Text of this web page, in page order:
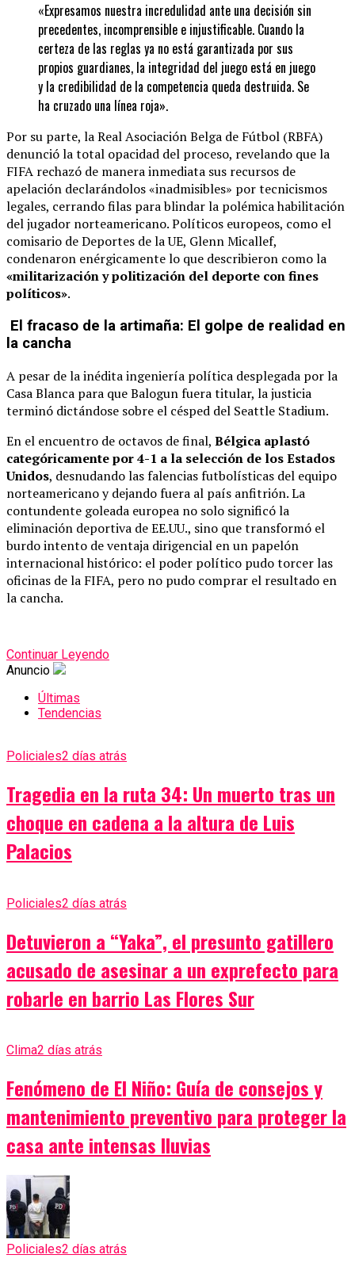
«Expresamos nuestra incredulidad ante una decisión sin
precedentes, incomprensible e injustificable. Cuando la
certeza de las reglas ya no está garantizada por sus
propios guardianes, la integridad del juego está en juego
y la credibilidad de la competencia queda destruida. Se
ha cruzado una línea roja».
Por su parte, la Real Asociación Belga de Fútbol (RBFA)
denunció la total opacidad del proceso, revelando que la
FIFA rechazó de manera inmediata sus recursos de
apelación declarándolos «inadmisibles» por tecnicismos
legales, cerrando filas para blindar la polémica habilitación
del jugador norteamericano. Políticos europeos, como el
comisario de Deportes de la UE, Glenn Micallef,
condenaron enérgicamente lo que describieron como la
«militarización y politización del deporte con fines
políticos».
El fracaso de la artimaña: El golpe de realidad en
la cancha
A pesar de la inédita ingeniería política desplegada por la
Casa Blanca para que Balogun fuera titular, la justicia
terminó dictándose sobre el césped del Seattle Stadium.
En el encuentro de octavos de final, Bélgica aplastó
categóricamente por 4-1 a la selección de los Estados
Unidos, desnudando las falencias futbolísticas del equipo
norteamericano y dejando fuera al país anfitrión. La
contundente goleada europea no solo significó la
eliminación deportiva de EE.UU., sino que transformó el
burdo intento de ventaja dirigencial en un papelón
internacional histórico: el poder político pudo torcer las
oficinas de la FIFA, pero no pudo comprar el resultado en
la cancha.
Continuar Leyendo
Anuncio
Últimas
Tendencias
Policiales2 días atrás
Tragedia en la ruta 34: Un muerto tras un
choque en cadena a la altura de Luis
Palacios
Policiales2 días atrás
Detuvieron a “Yaka”, el presunto gatillero
acusado de asesinar a un exprefecto para
robarle en barrio Las Flores Sur
Clima2 días atrás
Fenómeno de El Niño: Guía de consejos y
mantenimiento preventivo para proteger la
casa ante intensas lluvias
Policiales2 días atrás